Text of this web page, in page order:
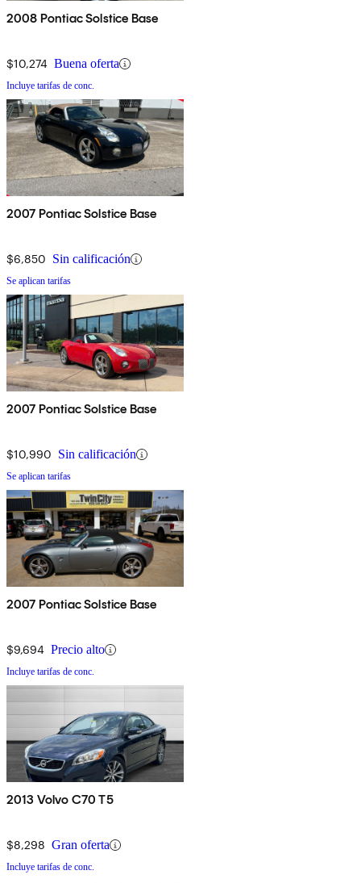
2008 Pontiac Solstice Base
$10,274 Buena oferta
Incluye tarifas de conc.
2007 Pontiac Solstice Base
$6,850 Sin calificación
Se aplican tarifas
2007 Pontiac Solstice Base
$10,990 Sin calificación
Se aplican tarifas
2007 Pontiac Solstice Base
$9,694 Precio alto
Incluye tarifas de conc.
2013 Volvo C70 T5
$8,298 Gran oferta
Incluye tarifas de conc.